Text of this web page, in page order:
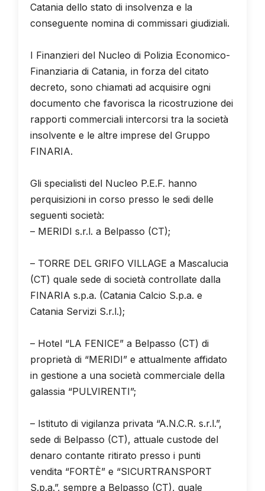
Catania dello stato di insolvenza e la
conseguente nomina di commissari giudiziali.
I Finanzieri del Nucleo di Polizia Economico-
Finanziaria di Catania, in forza del citato
decreto, sono chiamati ad acquisire ogni
documento che favorisca la ricostruzione dei
rapporti commerciali intercorsi tra la società
insolvente e le altre imprese del Gruppo
FINARIA.
Gli specialisti del Nucleo P.E.F. hanno
perquisizioni in corso presso le sedi delle
seguenti società:
– MERIDI s.r.l. a Belpasso (CT);
– TORRE DEL GRIFO VILLAGE a Mascalucia
(CT) quale sede di società controllate dalla
FINARIA s.p.a. (Catania Calcio S.p.a. e
Catania Servizi S.r.l.);
– Hotel “LA FENICE” a Belpasso (CT) di
proprietà di “MERIDI” e attualmente affidato
in gestione a una società commerciale della
galassia “PULVIRENTI”;
– Istituto di vigilanza privata “A.N.C.R. s.r.l.”,
sede di Belpasso (CT), attuale custode del
denaro contante ritirato presso i punti
vendita “FORTÈ” e “SICURTRANSPORT
S.p.a.”, sempre a Belpasso (CT), quale